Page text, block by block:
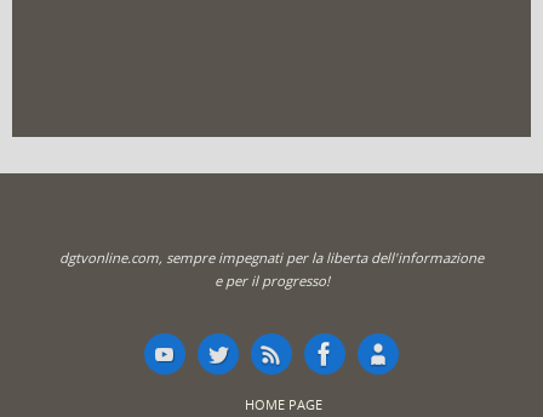
dgtvonline.com, sempre impegnati per la liberta dell'informazione
e per il progresso!
HOME PAGE